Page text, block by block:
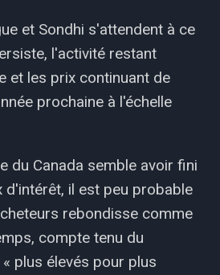
et Sondhi s'attendent à ce
l'activité restant
et les prix continuant de
prochaine à l'échelle
du Canada semble avoir fini
d'intérêt, il est peu probable
rebondisse comme
compte tenu du
plus élevés pour plus